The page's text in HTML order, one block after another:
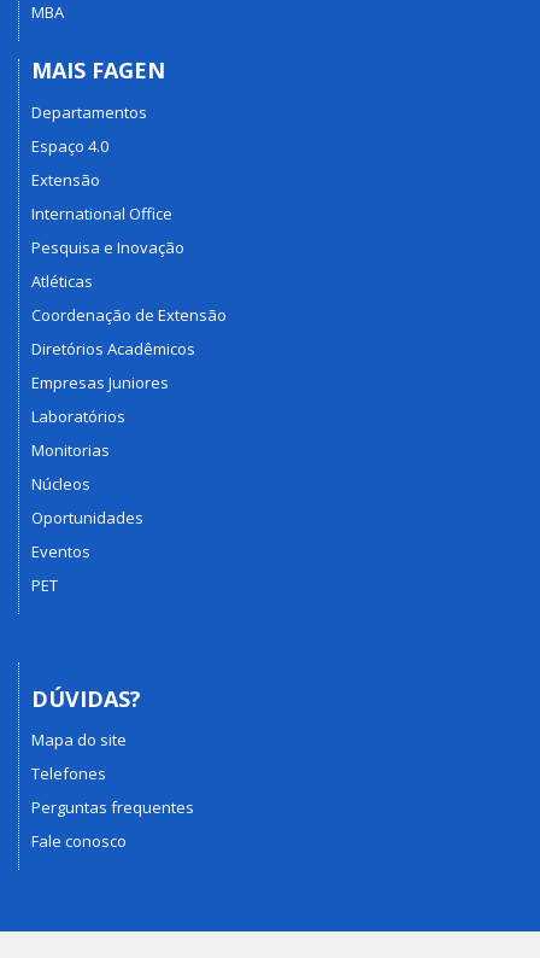
MBA
MAIS FAGEN
Departamentos
Espaço 4.0
Extensão
International Office
Pesquisa e Inovação
Atléticas
Coordenação de Extensão
Diretórios Acadêmicos
Empresas Juniores
Laboratórios
Monitorias
Núcleos
Oportunidades
Eventos
PET
DÚVIDAS?
Mapa do site
Telefones
Perguntas frequentes
Fale conosco